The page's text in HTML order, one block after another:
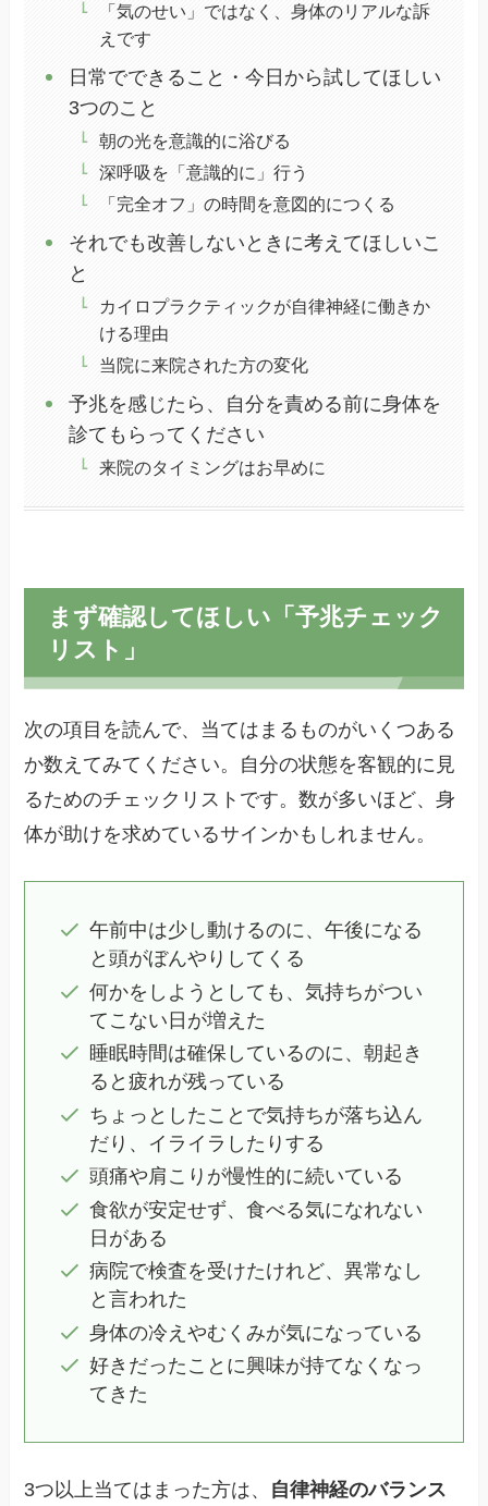
「気のせい」ではなく、身体のリアルな訴
えです
日常でできること・今日から試してほしい
3つのこと
朝の光を意識的に浴びる
深呼吸を「意識的に」行う
「完全オフ」の時間を意図的につくる
それでも改善しないときに考えてほしいこ
と
カイロプラクティックが自律神経に働きか
ける理由
当院に来院された方の変化
予兆を感じたら、自分を責める前に身体を
診てもらってください
来院のタイミングはお早めに
まず確認してほしい「予兆チェック
リスト」
次の項目を読んで、当てはまるものがいくつある
か数えてみてください。自分の状態を客観的に見
るためのチェックリストです。数が多いほど、身
体が助けを求めているサインかもしれません。
午前中は少し動けるのに、午後になる
と頭がぼんやりしてくる
何かをしようとしても、気持ちがつい
てこない日が増えた
睡眠時間は確保しているのに、朝起き
ると疲れが残っている
ちょっとしたことで気持ちが落ち込ん
だり、イライラしたりする
頭痛や肩こりが慢性的に続いている
食欲が安定せず、食べる気になれない
日がある
病院で検査を受けたけれど、異常なし
と言われた
身体の冷えやむくみが気になっている
好きだったことに興味が持てなくなっ
てきた
3つ以上当てはまった方は、 自律神経のバランス